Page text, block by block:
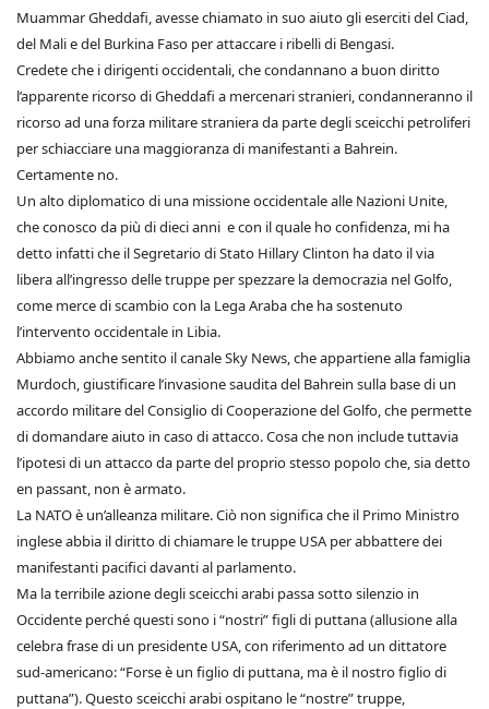
Muammar Gheddafi, avesse chiamato in suo aiuto gli eserciti del Ciad,
del Mali e del Burkina Faso per attaccare i ribelli di Bengasi.
Credete che i dirigenti occidentali, che condannano a buon diritto
l’apparente ricorso di Gheddafi a mercenari stranieri, condanneranno il
ricorso ad una forza militare straniera da parte degli sceicchi petroliferi
per schiacciare una maggioranza di manifestanti a Bahrein.
Certamente no.
Un alto diplomatico di una missione occidentale alle Nazioni Unite,
che conosco da più di dieci anni e con il quale ho confidenza, mi ha
detto infatti che il Segretario di Stato Hillary Clinton ha dato il via
libera all’ingresso delle truppe per spezzare la democrazia nel Golfo,
come merce di scambio con la Lega Araba che ha sostenuto
l’intervento occidentale in Libia.
Abbiamo anche sentito il canale Sky News, che appartiene alla famiglia
Murdoch, giustificare l’invasione saudita del Bahrein sulla base di un
accordo militare del Consiglio di Cooperazione del Golfo, che permette
di domandare aiuto in caso di attacco. Cosa che non include tuttavia
l’ipotesi di un attacco da parte del proprio stesso popolo che, sia detto
en passant, non è armato.
La NATO è un’alleanza militare. Ciò non significa che il Primo Ministro
inglese abbia il diritto di chiamare le truppe USA per abbattere dei
manifestanti pacifici davanti al parlamento.
Ma la terribile azione degli sceicchi arabi passa sotto silenzio in
Occidente perché questi sono i “nostri” figli di puttana (allusione alla
celebra frase di un presidente USA, con riferimento ad un dittatore
sud-americano: “Forse è un figlio di puttana, ma è il nostro figlio di
puttana”). Questo sceicchi arabi ospitano le “nostre” truppe,